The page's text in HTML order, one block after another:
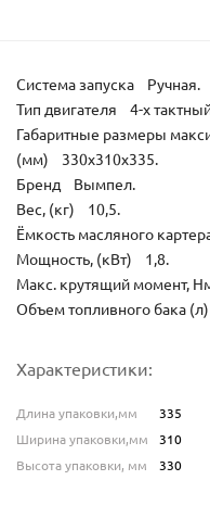
Система запуска Ручная.
Тип двигателя 4-х
Габаритные размеры
(мм) 330х310х335.
Бренд Вымпел.
Вес, (кг) 10,5.
Ёмкость масляного
Мощность, (кВт) 1,8.
Макс. крутящий момент,
Объем топливного бака
Характеристики:
Длина упаковки,мм
335
Ширина упаковки,мм
310
Высота упаковки, мм
330